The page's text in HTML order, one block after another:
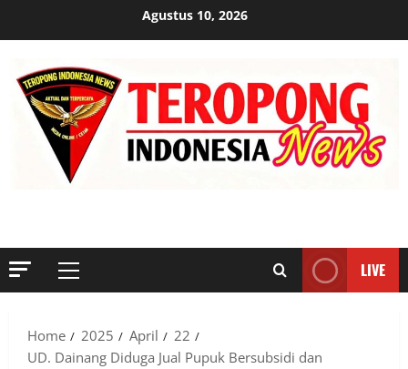
Agustus 10, 2026
Primary
LIVE
Home 2025 April
22
UD. Dainang Diduga Jual Pupuk Bersubsidi dan